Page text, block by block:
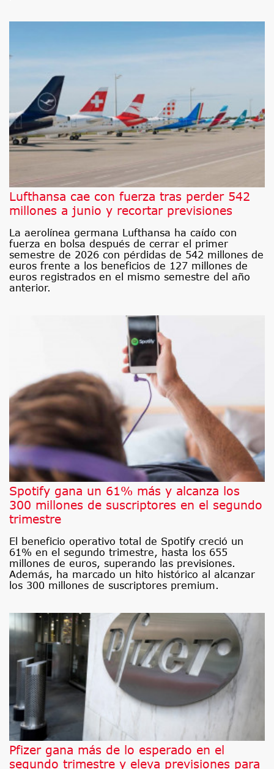
Lufthansa cae con fuerza tras perder 542
millones a junio y recortar previsiones
La aerolínea germana Lufthansa ha caído con
fuerza en bolsa después de cerrar el primer
semestre de 2026 con pérdidas de 542 millones de
euros frente a los beneficios de 127 millones de
euros registrados en el mismo semestre del año
anterior.
Spotify gana un 61% más y alcanza los
300 millones de suscriptores en el segundo
trimestre
El beneficio operativo total de Spotify creció un
61% en el segundo trimestre, hasta los 655
millones de euros, superando las previsiones.
Además, ha marcado un hito histórico al alcanzar
los 300 millones de suscriptores premium.
Pfizer gana más de lo esperado en el
segundo trimestre y eleva previsiones para